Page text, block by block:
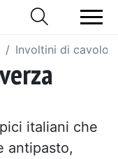
Involtini di cavolo
italiani che
antipasto,